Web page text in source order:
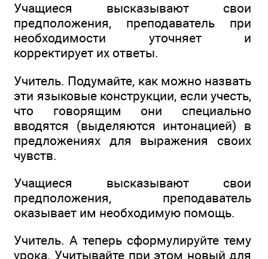
Учащиеся высказывают свои
предположения, преподаватель при
необходимости уточняет и
корректирует их ответы.
Учитель. Подумайте, как можно назвать
эти языковые конструкции, если учесть,
что говорящим они специально
вводятся (выделяются интонацией) в
предложениях для выражения своих
чувств.
Учащиеся высказывают свои
предположения, преподаватель
оказывает им необходимую помощь.
Учитель. А теперь сформулируйте тему
урока. Учитывайте при этом новый для